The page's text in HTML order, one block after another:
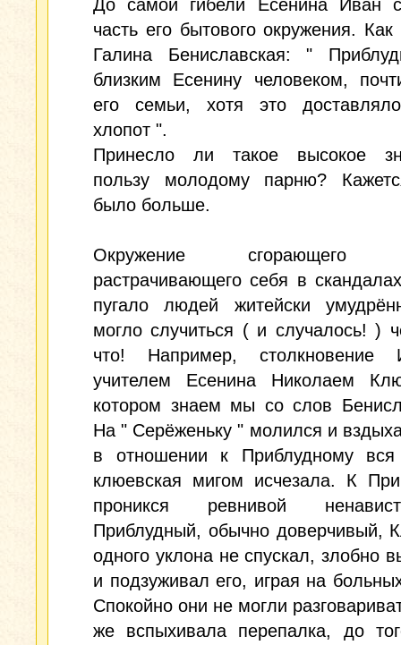
До самой гибели Есенина Иван
часть его бытового окружения. Как
Галина Бениславская: "
близким Есенину человеком,
его семьи, хотя это
хлопот ".
Принесло ли такое высокое
пользу молодому парню?
было больше.
Окружение сгорающего
растрачивающего себя в
пугало людей житейски
могло случиться ( и случалось! )
что! Например, столкновение
учителем Есенина Николаем
котором знаем мы со слов
На " Серёженьку " молился и
в отношении к Приблудному вся
клюевская мигом исчезала. К
проникся ревнивой
Приблудный, обычно доверчивый,
одного уклона не спускал, злобно
и подзуживал его, играя на
Спокойно они не могли
же вспыхивала перепалка, до